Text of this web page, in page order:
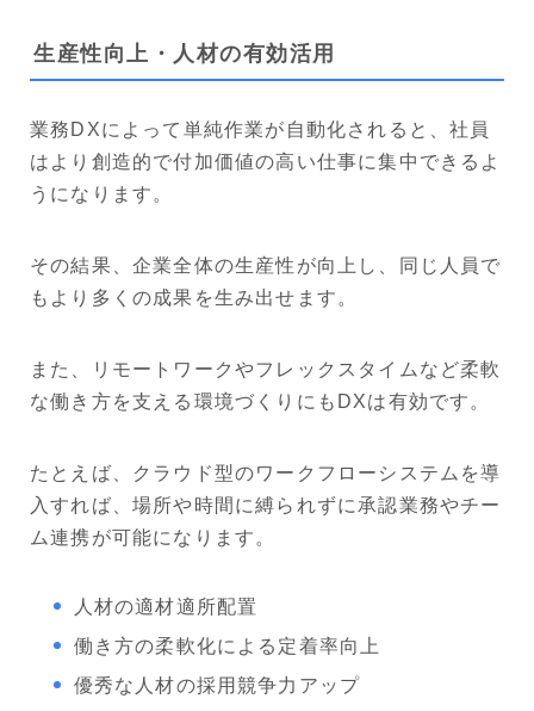
生産性向上・人材の有効活用
業務DXによって単純作業が自動化されると、社員
はより創造的で付加価値の高い仕事に集中できるよ
うになります。
その結果、企業全体の生産性が向上し、同じ人員で
もより多くの成果を生み出せます。
また、リモートワークやフレックスタイムなど柔軟
な働き方を支える環境づくりにもDXは有効です。
たとえば、クラウド型のワークフローシステムを導
入すれば、場所や時間に縛られずに承認業務やチー
ム連携が可能になります。
人材の適材適所配置
働き方の柔軟化による定着率向上
優秀な人材の採用競争力アップ